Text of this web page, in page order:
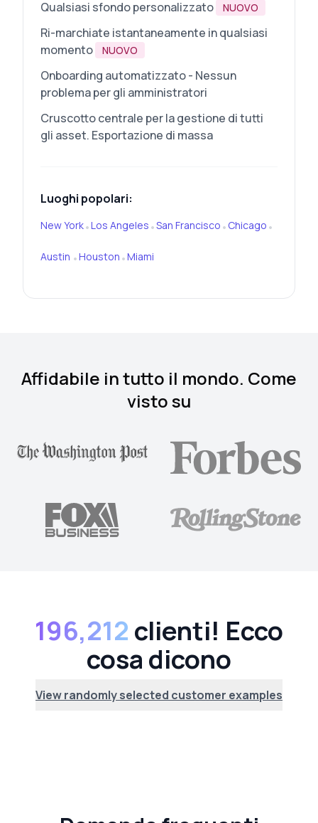
Qualsiasi sfondo personalizzato
NUOVO
Ri-marchiate istantaneamente in qualsiasi
momento
NUOVO
Onboarding automatizzato - Nessun
problema per gli amministratori
Cruscotto centrale per la gestione di tutti
gli asset. Esportazione di massa
Luoghi popolari:
New York•Los Angeles •San Francisco • Chicago •
Austin •Houston •Miami
Affidabile in tutto il mondo. Come
visto su
196,212 clienti! Ecco
cosa dicono
View randomly selected customer examples